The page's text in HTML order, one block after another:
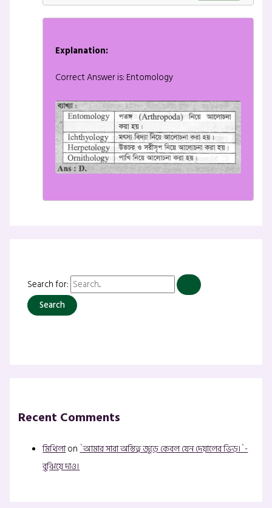
Explanation:
Correct Answer is: Entomology
Search for:
Recent Comments
মিথিলাon`আমার সারা অস্তিত্ব জুড়ে কেবল যেন দেয়ালের ভিড়।`-
বুঝিয়ে দাও।